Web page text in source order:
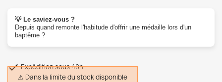
💡 Le saviez-vous ?
Depuis quand remonte l'habitude d'offrir une médaille lors d'un
baptême ?
Expédition sous 48h
⚠ Dans la limite du stock disponible